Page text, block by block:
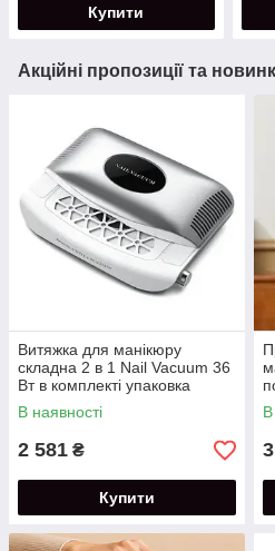
Купити
Акційні пропозиції та
Витяжка для манікюру
складна 2 в 1 Nail Vacuum 36
Вт в комплекті упаковка
серветок.
В наявності
2 581 ₴
Купити
В